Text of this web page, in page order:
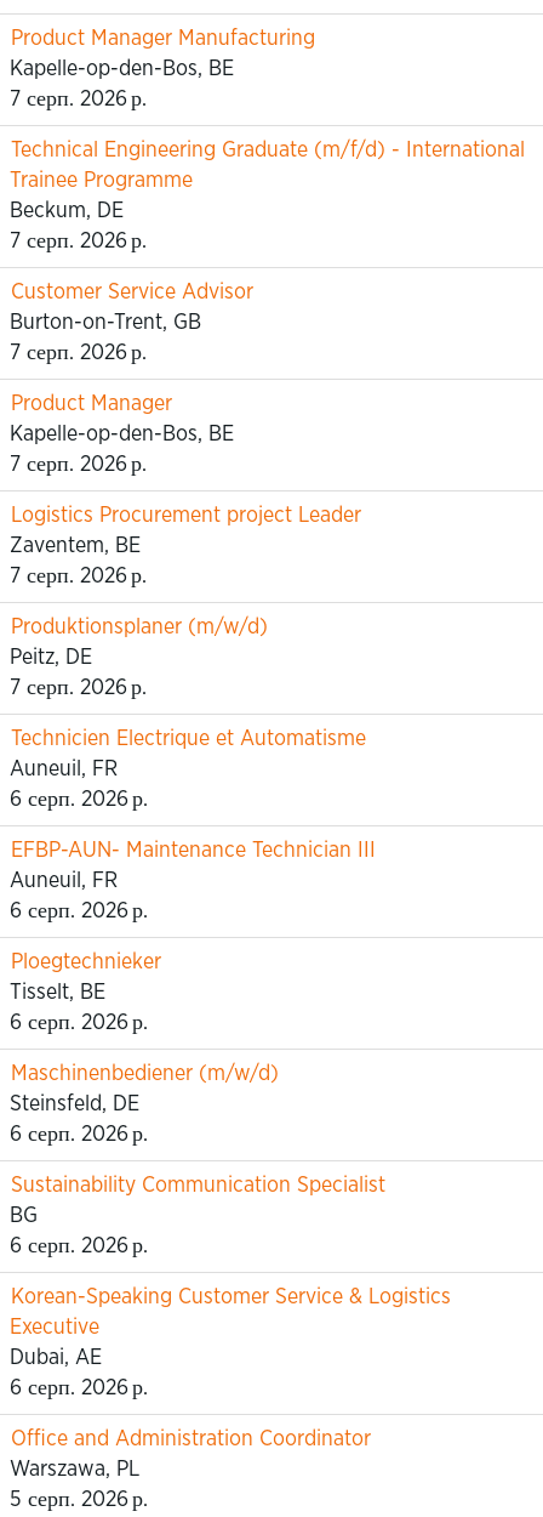
Product Manager Manufacturing
Kapelle-op-den-Bos, BE
7 серп. 2026 р.
Technical Engineering Graduate (m/f/d) - International
Trainee Programme
Beckum, DE
7 серп. 2026 р.
Customer Service Advisor
Burton-on-Trent, GB
7 серп. 2026 р.
Product Manager
Kapelle-op-den-Bos, BE
7 серп. 2026 р.
Logistics Procurement project Leader
Zaventem, BE
7 серп. 2026 р.
Produktionsplaner (m/w/d)
Peitz, DE
7 серп. 2026 р.
Technicien Electrique et Automatisme
Auneuil, FR
6 серп. 2026 р.
EFBP-AUN- Maintenance Technician III
Auneuil, FR
6 серп. 2026 р.
Ploegtechnieker
Tisselt, BE
6 серп. 2026 р.
Maschinenbediener (m/w/d)
Steinsfeld, DE
6 серп. 2026 р.
Sustainability Communication Specialist
BG
6 серп. 2026 р.
Korean-Speaking Customer Service & Logistics
Executive
Dubai, AE
6 серп. 2026 р.
Office and Administration Coordinator
Warszawa, PL
5 серп. 2026 р.